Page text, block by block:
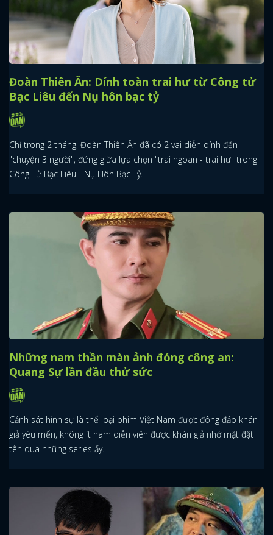
Đoàn Thiên Ân: Dính toàn trai hư từ Công tử
Bạc Liêu đến Nụ hôn bạc tỷ
Chỉ trong 2 tháng, Đoàn Thiên Ân đã có 2 vai diễn dính đến
"chuyện 3 người", đứng giữa lựa chọn "trai ngoan - trai hư" trong
Công Tử Bạc Liêu - Nụ Hôn Bạc Tỷ.
Những nam thần màn ảnh đóng công an:
Quang Sự lần đầu thử sức
Cảnh sát hình sự là thể loại phim Việt Nam được đông đảo khán
giả yêu mến, không ít nam diễn viên được khán giả nhớ mặt đặt
tên qua những series ấy.